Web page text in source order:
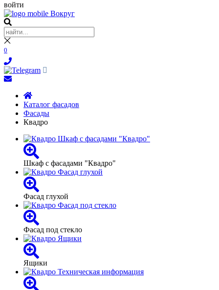
войти
0
Каталог фасадов
Фасады
Квадро
Шкаф с фасадами "Квадро"
Фасад глухой
Фасад под стекло
Ящики